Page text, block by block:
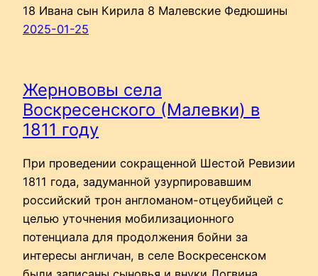
18 Ивана сын Кирила 8 Малевские Федюшины
2025-01-25
Жернововы села
Воскресенского (Малевки) в
1811 году
При проведении сокращенной Шестой Ревизии
1811 года, задуманной узурпировавшим
российский трон англоманом-отцеубийцей с
целью уточнения мобилизационного
потенциала для продолжения бойни за
интересы англичан, в селе Воскресенском